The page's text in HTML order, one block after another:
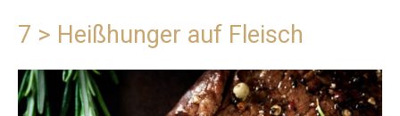
7 > Heißhunger auf Fleisch